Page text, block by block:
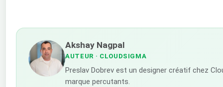
Akshay Nagpal
AUTEUR · CLOUDSIGMA
Preslav Dobrev est un designer créatif chez
marque percutants.